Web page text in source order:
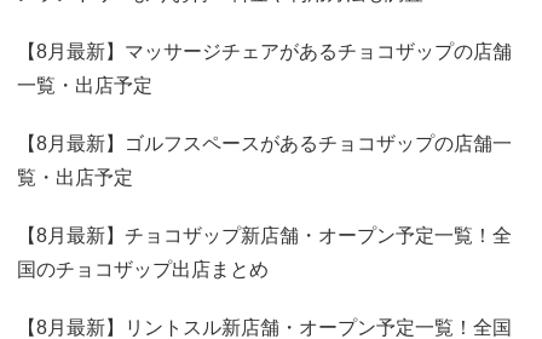
【8月最新】マッサージチェアがあるチョコザップの店舗
一覧・出店予定
【8月最新】ゴルフスペースがあるチョコザップの店舗一
覧・出店予定
【8月最新】チョコザップ新店舗・オープン予定一覧！全
国のチョコザップ出店まとめ
【8月最新】リントスル新店舗・オープン予定一覧！全国